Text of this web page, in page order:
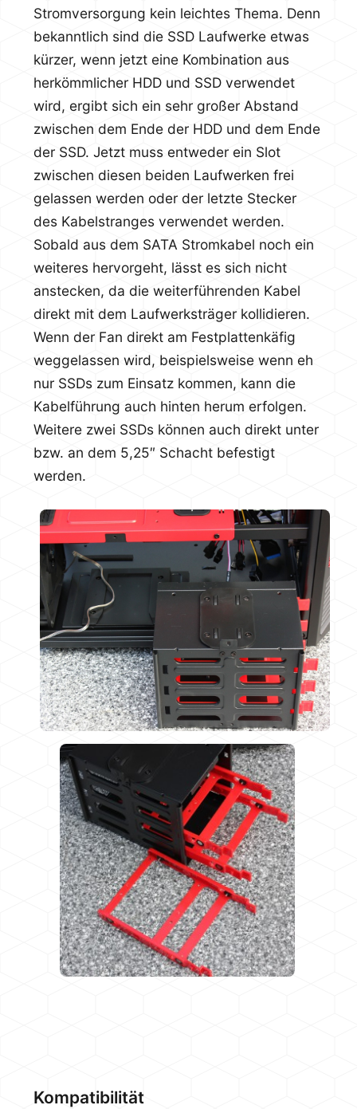
Stromversorgung kein leichtes Thema. Denn
bekanntlich sind die SSD Laufwerke etwas
kürzer, wenn jetzt eine Kombination aus
herkömmlicher HDD und SSD verwendet
wird, ergibt sich ein sehr großer Abstand
zwischen dem Ende der HDD und dem Ende
der SSD. Jetzt muss entweder ein Slot
zwischen diesen beiden Laufwerken frei
gelassen werden oder der letzte Stecker
des Kabelstranges verwendet werden.
Sobald aus dem SATA Stromkabel noch ein
weiteres hervorgeht, lässt es sich nicht
anstecken, da die weiterführenden Kabel
direkt mit dem Laufwerksträger kollidieren.
Wenn der Fan direkt am Festplattenkäfig
weggelassen wird, beispielsweise wenn eh
nur SSDs zum Einsatz kommen, kann die
Kabelführung auch hinten herum erfolgen.
Weitere zwei SSDs können auch direkt unter
bzw. an dem 5,25″ Schacht befestigt
werden.
Kompatibilität